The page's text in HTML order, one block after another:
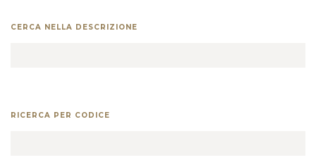
CERCA NELLA DESCRIZIONE
RICERCA PER CODICE